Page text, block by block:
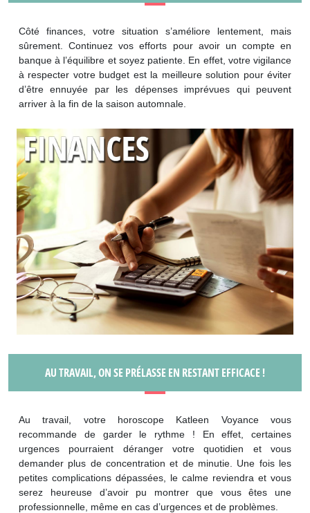
Côté finances, votre situation s’améliore lentement, mais
sûrement. Continuez vos efforts pour avoir un compte en
banque à l’équilibre et soyez patiente. En effet, votre vigilance
à respecter votre budget est la meilleure solution pour éviter
d’être ennuyée par les dépenses imprévues qui peuvent
arriver à la fin de la saison automnale.
AU TRAVAIL, ON SE PRÉLASSE EN RESTANT EFFICACE !
Au travail, votre horoscope Katleen Voyance vous
recommande de garder le rythme ! En effet, certaines
urgences pourraient déranger votre quotidien et vous
demander plus de concentration et de minutie. Une fois les
petites complications dépassées, le calme reviendra et vous
serez heureuse d’avoir pu montrer que vous êtes une
professionnelle, même en cas d’urgences et de problèmes.